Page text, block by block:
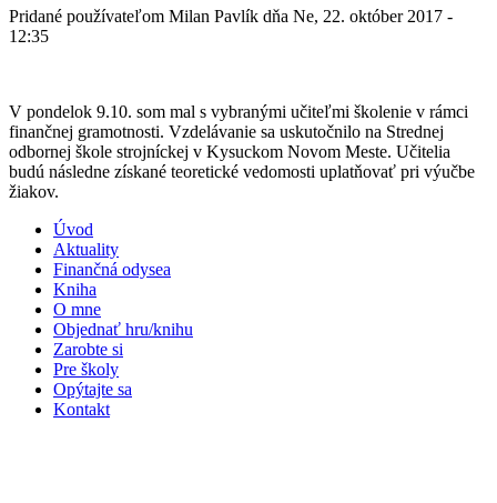
Pridané používateľom Milan Pavlík dňa Ne, 22. október 2017 -
12:35
V pondelok 9.10. som mal s vybranými učiteľmi školenie v rámci
finančnej gramotnosti. Vzdelávanie sa uskutočnilo na Strednej
odbornej škole strojníckej v Kysuckom Novom Meste. Učitelia
budú následne získané teoretické vedomosti uplatňovať pri výučbe
žiakov.
Úvod
Aktuality
Finančná odysea
Kniha
O mne
Objednať hru/knihu
Zarobte si
Pre školy
Opýtajte sa
Kontakt